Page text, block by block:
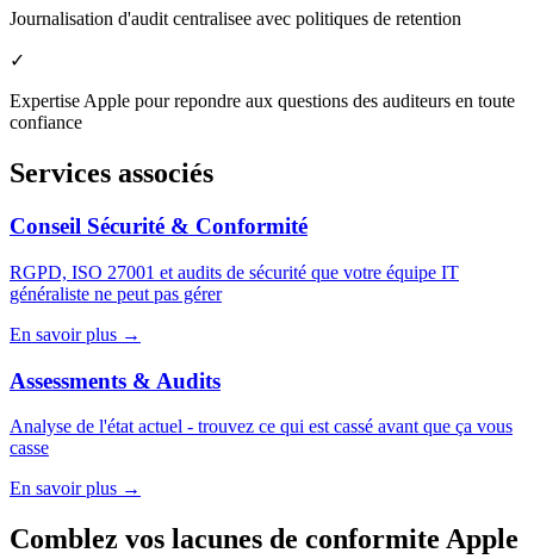
Journalisation d'audit centralisee avec politiques de retention
✓
Expertise Apple pour repondre aux questions des auditeurs en toute
confiance
Services associés
Conseil Sécurité & Conformité
RGPD, ISO 27001 et audits de sécurité que votre équipe IT
généraliste ne peut pas gérer
En savoir plus →
Assessments & Audits
Analyse de l'état actuel - trouvez ce qui est cassé avant que ça vous
casse
En savoir plus →
Comblez vos lacunes de conformite Apple